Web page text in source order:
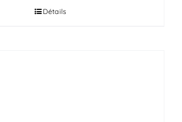
Détails